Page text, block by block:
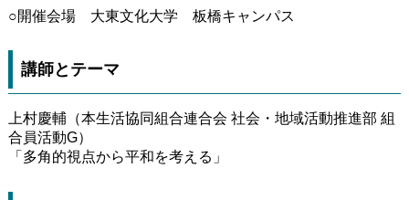
○開催会場 大東文化大学 板橋キャンパス
講師とテーマ
上村慶輔（本生活協同組合連合会 社会・地域活動推進部 組
合員活動G）
「多角的視点から平和を考える」